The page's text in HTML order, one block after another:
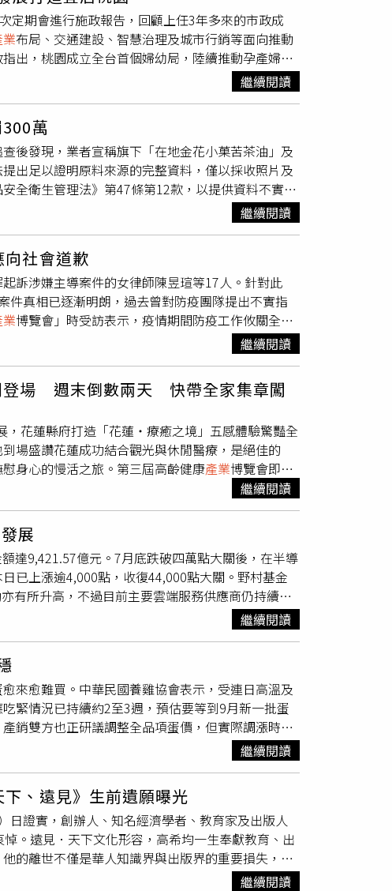
進行比對，確認此次海溫異常已刷新歷來6月紀錄。
Corsica）、薩丁尼亞島（Sardinia）周邊海域與義
Sea）及第勒尼安海（Tyrrhenian Sea）等海
最劇烈的核心地帶。歐洲太空總署最新監測顯示，
。除了地中海外，哥白尼公布的海表溫度異常圖也
東北大西洋、北海、波羅的海及黑海等海域，也
歐洲海洋環境普遍受到影響。《Daily Mail》則報
。有人表示，原本期待跳進海裡消暑，沒想到海水
地中海」，和過去相比明顯升溫，甚至感覺一年比
這種現象屬於「海洋熱浪」（Marine
隨著全球暖化持續加劇，海洋熱浪發生頻率、持續
快的海域之一。全球海洋暖化持續加劇，地中海海
（C3S）同日公布資料指出，2026年6月全球平
測顯示，6月21日全球平均海表溫度達21℃，比先
所累積的熱能。研究人員表示，海洋吸收了全球超
暖化的重要指標。海水持續升溫除了導致珊瑚白
可能衝擊漁業資源、觀光產業及沿岸生態系統。海
危機。此外，異常溫暖的海水還會向大氣提供更多
率，同時也可能加劇歐洲夏季熱浪、乾旱與野火風
為全球各地民眾都能親身感受到的現象。從衛星監
熱浪之一。科學界呼籲，若全球溫室氣體排放無法
全球海洋生態、沿岸城市及人類生活帶來更深遠的
定期會進行施政報告，回顧上任3年多來的市政成
布局、交通建設、智慧治理及城市行銷等面向推動
出，桃園成立全台首個婦幼局，陸續推動孕產婦照
至今年6月底已有超過1445名新生兒受惠。此外，
升至55％，準公共托育簽約率達95.3％，居六都最
並透過增加菜色及提升餐食品質改善供餐內容。同
，並宣布新學期起實施國中小教科書免費政策。
例已送中央審議，目前已有民間業者響應捐建230
工及完工戶數將突破1萬戶，並朝119年完成1萬戶
劃已完成，今年5月通過國科會審查，近期將送行
可創造1萬2千個就業機會。此外，觀音AI算力產業
額已超過1862億元。交通建設方面，捷運綠線持續
棕線等重大建設同步規劃。公共運輸方面，新桃
鄉及社區交通服務。張善政表示，市府近年也積極
央修法將倉儲危險物納入管理；透過「靜桃專案」
境噪音降低約6分貝；AI智慧號誌則使92處路口平
、AI環境污染辨識等創新措施，並獲得國際智慧城
設計展等大型活動，結合體育建設與城市行銷，持
繼續閱讀
萬
後發現，業者宣稱旗下「在地金花小菓苦茶油」及
出足以證明原料來源的完整資料，僅以採收照片及
全衛生管理法》第47條第12款，以提供資料不實重
生單位也同步擴大追查供應鏈及市售產品流向。這
業者通報，部分苦茶油產品檢出苯駢芘含量超過法
製油廠加工生產苦茶油，目前相關案情仍由檢調持
油」及「高仰三苦茶油」使用阿里山小農苦茶籽製
，無法證明畫面中的苦茶籽就是製作涉案產品的原
原料來源的完整文件，因此無法建立產品與原料之
及品質管理負起把關責任，威加公司卻無法提出相
食品安全衛生管理法》第47條第12款，以提供資料
他問題苦茶油的供應來源。其中，台南市聚興製油
市源發製油工廠購入苦茶油後再分裝販售，而源發
油品製造流程已移請代工廠所在地衛生局進一步釐
苦茶籽販售給桃園、雲林及屏東等地業者，因此已
及產品標示是否符合《食品安全衛生管理法》規
報苦茶油檢出苯駢芘超標，台北市衛生局已啟動第
超市、量販店、便利商店、生活百貨、有機食品店
。同時，台北市產業局及動保處也將抽驗大豆榨油
掌握可能風險，強化食品安全把關。北市衛生局強
料來源、代工製程及產品標示加強查核，若再發現
安全。
繼續閱讀
社會道歉
訴涉嫌主導案件的女律師陳昱瑄等17人。針對此
件真相已逐漸明朗，過去曾對防疫團隊提出不實指
博覽會」時受訪表示，疫情期間防疫工作攸關全民
防疫工作提出抹黑與質疑。如今司法偵辦結果逐步
說明並道歉。對於慈濟在本案中的角色，陳時中表
件細節仍有待司法機關持續調查釐清。陳時中指
乘，利用民眾焦急心理行騙。他提醒，無論是當時
時，更應提高警覺，避免受騙。陳時中表示，當時
得疫苗，若無法提出正式出貨證明，就應高度懷疑
開澄清。談及事件後續引發的政治攻防，陳時中表
力，對此他仍感到相當遺憾。
繼續閱讀
登場 週末倒數兩天 快帶全家集章闖
，花蓮縣府打造「花蓮‧療癒之境」五感體驗驚豔全
場盛讚花蓮成功結合觀光與休閒醫療，是絕佳的
身心的慢活之旅。第三屆高齡健康產業博覽會即日
兩天，前往「花蓮‧療癒之境」集章闖關、抽山嵐
蔚勾勒「療癒之都」願景本次由花蓮縣政府精心打
，特別邀請跨界樂團「草黎貓」打破音樂疆界，
人文和諧共鳴，宛如微風拂過縱谷與海浪拍打岸
雅序幕。前立法院長王金平(右)分享曾在花蓮服役
點。圖右花蓮縣長徐榛蔚。(圖片提供／花蓮縣政
月，深刻體會到花蓮壯闊山海的得天獨厚，直言
將觀光、休閒與醫療
結合，將花蓮打造成身心
國內外旅客前來觀光、醫療與長住，讓花蓮成為全
手機，但有多久沒有真正放下手機、重新感受自己
樂開始，就希望透過聲音引導大家放慢腳步、調息
食養力、安心力與連結力等「五力」體驗，呼應花
活理念。她也希望，民眾透過展場中的山海沉浸體
受力與療癒力，體會「當下就是幸福」，更懂得珍
親自走進山海與日常，重新感受返璞歸真的簡單幸
耳、口、鼻、身」五感體驗，帶領民眾放慢步調，
飛花蓮！五力闖關集好禮走進展區，宛如打開任
動，只要完成身體力、修復力、安心力、連結力與
無負擔的健康生活，展區特別引進「岱宇國際」提
搭配專屬 APP 紀錄，讓各年齡層民眾都能輕鬆享受
康資訊帶回家。漫步其中，迎面而來的療癒氣息更
取自立霧溪，蘊含檜木、紫羅蘭與迷迭香，讓每一
繼續閱讀
展
達9,421.57億元。7月底跌破四萬點大關後，在半導
已上漲逾4,000點，收復44,000點大關。野村基金
有所升高，不過目前主要雲端服務供應商仍持續推
出，近期科技股經歷修正後，市場資金已有回流AI
市場關注。隨著企業財報表現普遍優於預期、通膨
，美國與伊朗最快可望於近日達成協議，重新開放
此外，第2季企業財報表現普遍優於市場預期，企
帶動科技股及主要指數同步反彈。
繼續閱讀
來愈難買。中華民國養雞協會表示，受連日高溫及
緊情況已持續約2至3週，預估要等到9月新一批蛋
銷雙方也正研議調整全品項蛋價，但實際調漲時間
加上蛋雞進入換羽期，導致產蛋率下降，整體雞蛋
目前各類雞蛋中，又以洗選蛋供應最為吃緊。王建
店等通路缺貨情況比傳統市場更加明顯。他表示，
穩，但在此之前，雞蛋供應仍可能維持偏緊。面對
市場供應現況及生產成本，不過目前尚未決定何時
每顆雞蛋增加的成本僅幾角錢，對消費者日常支出
溫影響，但近年極端氣候愈來愈頻繁，蛋雞熱緊迫
繼續閱讀
、遠見》生前遺願曝光
證實，創辦人、知名經濟學者、教育家及出版人
。遠見．天下文化形容，高希均一生奉獻教育、出
的離世不僅是華人知識界與出版界的重要損失，更
1936年出生於南京，1949年隨家人來台，1959年
繼續閱讀